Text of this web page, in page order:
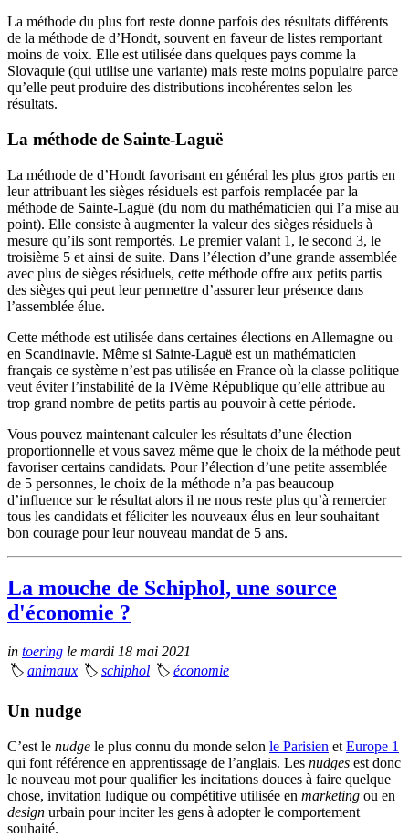
La méthode du plus fort reste donne parfois des résultats différents
de la méthode de d’Hondt, souvent en faveur de listes remportant
moins de voix. Elle est utilisée dans quelques pays comme la
Slovaquie (qui utilise une variante) mais reste moins populaire parce
qu’elle peut produire des distributions incohérentes selon les
résultats.
La méthode de Sainte-Laguë
La méthode de d’Hondt favorisant en général les plus gros partis en
leur attribuant les sièges résiduels est parfois remplacée par la
méthode de Sainte-Laguë (du nom du mathématicien qui l’a mise au
point). Elle consiste à augmenter la valeur des sièges résiduels à
mesure qu’ils sont remportés. Le premier valant 1, le second 3, le
troisième 5 et ainsi de suite. Dans l’élection d’une grande assemblée
avec plus de sièges résiduels, cette méthode offre aux petits partis
des sièges qui peut leur permettre d’assurer leur présence dans
l’assemblée élue.
Cette méthode est utilisée dans certaines élections en Allemagne ou
en Scandinavie. Même si Sainte-Laguë est un mathématicien
français ce système n’est pas utilisée en France où la classe politique
veut éviter l’instabilité de la IVème République qu’elle attribue au
trop grand nombre de petits partis au pouvoir à cette période.
Vous pouvez maintenant calculer les résultats d’une élection
proportionnelle et vous savez même que le choix de la méthode peut
favoriser certains candidats. Pour l’élection d’une petite assemblée
de 5 personnes, le choix de la méthode n’a pas beaucoup
d’influence sur le résultat alors il ne nous reste plus qu’à remercier
tous les candidats et féliciter les nouveaux élus en leur souhaitant
bon courage pour leur nouveau mandat de 5 ans.
La mouche de Schiphol, une source
d'économie ?
in toering le mardi 18 mai 2021
🏷 animaux 🏷 schiphol 🏷 économie
Un nudge
C’est le nudge le plus connu du monde selon le Parisien et Europe 1
qui font référence en apprentissage de l’anglais. Les nudges est donc
le nouveau mot pour qualifier les incitations douces à faire quelque
chose, invitation ludique ou compétitive utilisée en marketing ou en
design urbain pour inciter les gens à adopter le comportement
souhaité.